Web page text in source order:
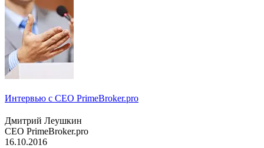
Интервью с СЕО PrimeBroker.pro
Дмитрий Леушкин
СЕО PrimeBroker.pro
16.10.2016